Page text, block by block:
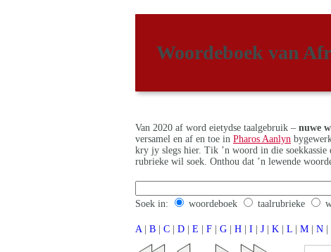
Woordeboek van
Van 2020 af word eietydse taalgebruik – nuwe
versamel en af en toe in Pharos Aanlyn
kry jy slegs hier. Tik ’n woord in die
rubrieke wil soek. Onthou dat ’n lewende
Soek in: woordeboek taalrubrieke
A | B | C | D | E | F | G | H | I | J | K | L | M | N |